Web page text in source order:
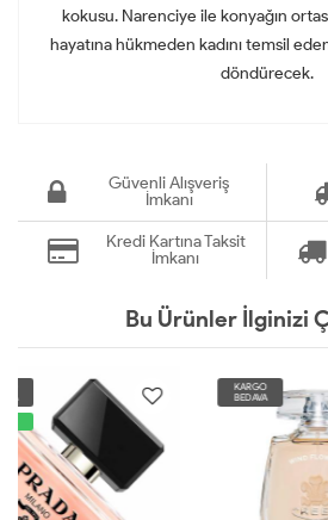
kokusu. Narenciye ile konyağın
hayatına hükmeden kadını temsil
döndürecek.
Güvenli Alışveriş
İmkanı
Kredi Kartına Taksit
İmkanı
Bu Ürünler İlginizi
KARGO
BEDAVA